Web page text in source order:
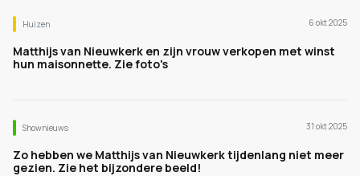
Huizen 6 okt 2025
Matthijs van Nieuwkerk en zijn vrouw verkopen met winst
hun maisonnette. Zie foto's
Shownieuws 31 okt 2025
Zo hebben we Matthijs van Nieuwkerk tijdenlang niet meer
gezien. Zie het bijzondere beeld!